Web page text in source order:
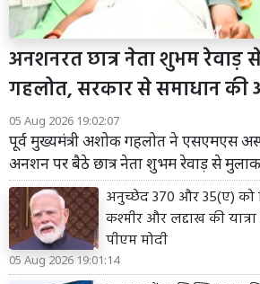
अनशनरत छात्र नेता शुभम रेवाड़
गहलोत, सरकार से समाधान की
05 Aug 2026 19:02:07
पूर्व मुख्यमंत्री अशोक गहलोत ने एसएमएस
अनशन पर बैठे छात्र नेता शुभम रेवाड़ से
अनुच्छेद 370 और 35(ए) को
कश्मीर और लद्दाख की
पीएम मोदी
05 Aug 2026 19:01:14